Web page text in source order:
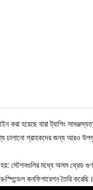
হয়েছে যারা ট্যাপিং
চালানো গ্রাহকদের জন্য আরও
স্টেশনগুলির মধ্যে অসম থ্রেড
কনফিগারেশন তৈরি করেছি।